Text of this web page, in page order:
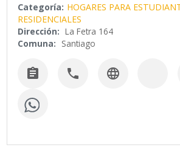
Categoría: HOGARES PARA
RESIDENCIALES
Dirección: La Fetra 164
Comuna: Santiago
  